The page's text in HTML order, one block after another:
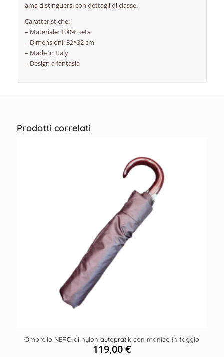
ama distinguersi con dettagli di classe.
Caratteristiche:
– Materiale: 100% seta
– Dimensioni: 32×32 cm
– Made in Italy
– Design a fantasia
Prodotti correlati
Ombrello NERO di nylon autopratik con manico in faggio
119,00€